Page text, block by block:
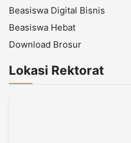
Beasiswa Digital Bisnis
Beasiswa Hebat
Download Brosur
Lokasi Rektorat